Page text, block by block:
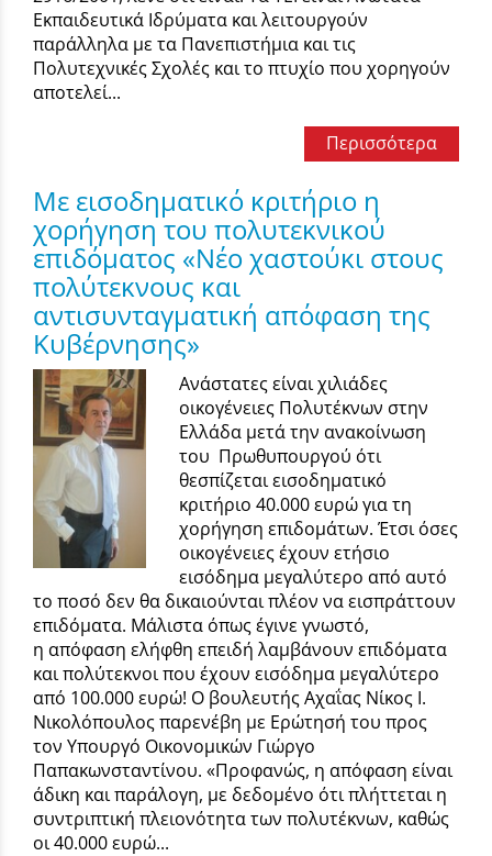
Εκπαιδευτικά Ιδρύματα και λειτουργούν
παράλληλα με τα Πανεπιστήμια και τις
Πολυτεχνικές Σχολές και το πτυχίο που χορηγούν
αποτελεί...
Περισσότερα
Με εισοδηματικό κριτήριο η
χορήγηση του πολυτεκνικού
επιδόματος «Νέο χαστούκι στους
πολύτεκνους και
αντισυνταγματική απόφαση της
Κυβέρνησης»
Ανάστατες είναι χιλιάδες
οικογένειες Πολυτέκνων στην
Ελλάδα μετά την ανακοίνωση
του Πρωθυπουργού ότι
θεσπίζεται εισοδηματικό
κριτήριο 40.000 ευρώ για τη
χορήγηση επιδομάτων. Έτσι όσες
οικογένειες έχουν ετήσιο
εισόδημα μεγαλύτερο από αυτό
το ποσό δεν θα δικαιούνται πλέον να εισπράττουν
επιδόματα. Μάλιστα όπως έγινε γνωστό,
η απόφαση ελήφθη επειδή λαμβάνουν επιδόματα
και πολύτεκνοι που έχουν εισόδημα μεγαλύτερο
από 100.000 ευρώ! Ο βουλευτής Αχαΐας Νίκος Ι.
Νικολόπουλος παρενέβη με Ερώτησή του προς
τον Υπουργό Οικονομικών Γιώργο
Παπακωνσταντίνου. «Προφανώς, η απόφαση είναι
άδικη και παράλογη, με δεδομένο ότι πλήττεται η
συντριπτική πλειονότητα των πολυτέκνων, καθώς
οι 40.000 ευρώ...